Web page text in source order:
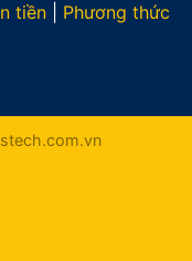
tiền
Phương thức